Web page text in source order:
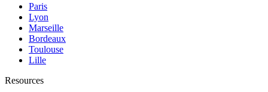
Paris
Lyon
Marseille
Bordeaux
Toulouse
Lille
Resources